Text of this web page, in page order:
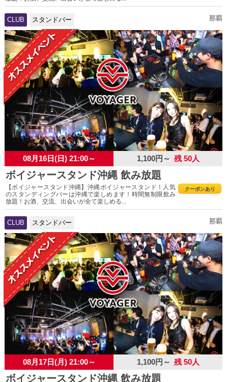
CLUB スタンドバー 那覇
08月16日(日) 21:00～ 1,100円～ 残 50人
ボイジャースタンド沖縄 飲み放題
クーポンあり
【ボイジャースタンド沖縄】沖縄ボイジャースタンド！人気
のスタンディングバーは沖縄で楽しめます！時間無制限飲み
放題！お酒、交流、出会いが全て楽しめる...
CLUB スタンドバー 那覇
08月17日(月) 21:00～ 1,100円～ 残 50人
ボイジャースタンド沖縄 飲み放題